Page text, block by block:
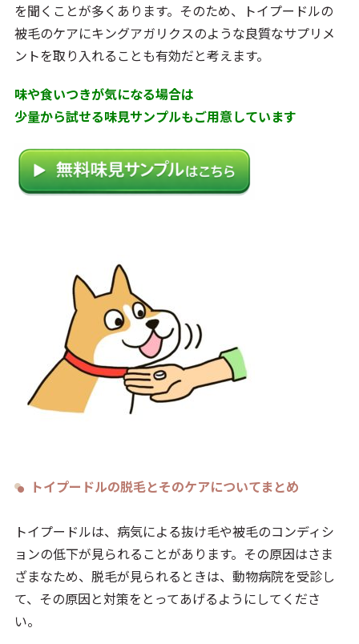
を聞くことが多くあります。そのため、トイプードルの
被毛のケアにキングアガリクスのような良質なサプリメ
ントを取り入れることも有効だと考えます。
味や食いつきが気になる場合は
少量から試せる味見サンプルもご用意しています
トイプードルの脱毛とそのケアについてまとめ
トイプードルは、病気による抜け毛や被毛のコンディシ
ョンの低下が見られることがあります。その原因はさま
ざまなため、脱毛が見られるときは、動物病院を受診し
て、その原因と対策をとってあげるようにしてくださ
い。